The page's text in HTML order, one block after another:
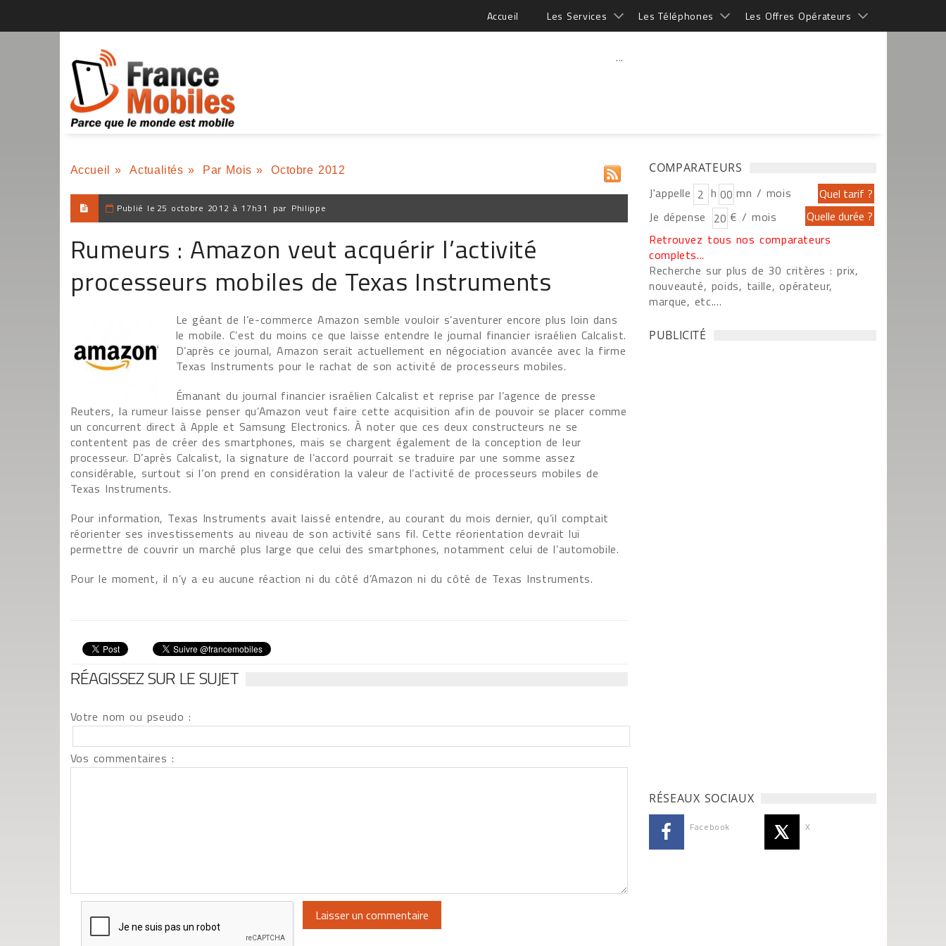
Accueil Les Services Les Téléphones Les Offres Opérateurs
...
Accueil » Actualités » Par Mois » Octobre 2012
Publié le 25 octobre 2012 à 17h31 par Philippe
Rumeurs : Amazon veut acquérir l’activité
processeurs mobiles de Texas Instruments
Le géant de l’e-commerce Amazon semble vouloir s’aventurer encore plus loin dans
le mobile. C’est du moins ce que laisse entendre le journal financier israélien Calcalist.
D’après ce journal, Amazon serait actuellement en négociation avancée avec la firme
Texas Instruments pour le rachat de son activité de processeurs mobiles.
Émanant du journal financier israélien Calcalist et reprise par l’agence de presse
Reuters, la rumeur laisse penser qu’Amazon veut faire cette acquisition afin de pouvoir se placer comme
un concurrent direct à Apple et Samsung Electronics. À noter que ces deux constructeurs ne se
contentent pas de créer des smartphones, mais se chargent également de la conception de leur
processeur. D’après Calcalist, la signature de l’accord pourrait se traduire par une somme assez
considérable, surtout si l’on prend en considération la valeur de l’activité de processeurs mobiles de
Texas Instruments.
Pour information, Texas Instruments avait laissé entendre, au courant du mois dernier, qu’il comptait
réorienter ses investissements au niveau de son activité sans fil. Cette réorientation devrait lui
permettre de couvrir un marché plus large que celui des smartphones, notamment celui de l’automobile.
Pour le moment, il n’y a eu aucune réaction ni du côté d’Amazon ni du côté de Texas Instruments.
RÉAGISSEZ SUR LE SUJET
Votre nom ou pseudo :
Vos commentaires :
COMPARATEURS
J'appelle h
mn / mois
Je dépense
€ / mois
Retrouvez tous nos comparateurs
complets...
Recherche sur plus de 30 critères : prix,
nouveauté, poids, taille, opérateur,
marque, etc....
PUBLICITÉ
RÉSEAUX SOCIAUX
Facebook X